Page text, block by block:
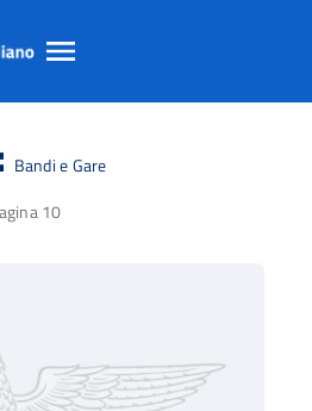
Bandi e Gare
10